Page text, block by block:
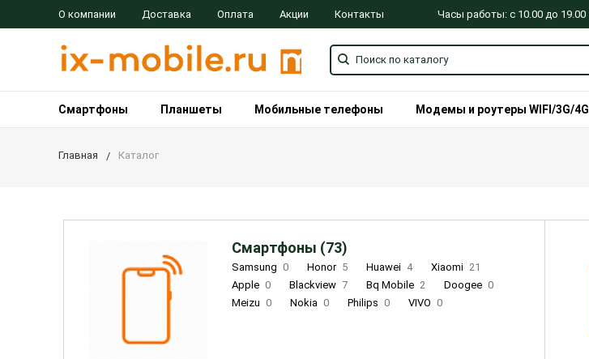
О компании Доставка Оплата Акции Контакты Часы работы: с 10.00 до 19.00
Смартфоны Планшеты Мобильные телефоны Модемы и роутеры WIFI/3G/4G
Главная Каталог
Смартфоны (73)
Samsung 0 Honor 5 Huawei 4 Xiaomi 21
Apple 0 Blackview 7 Bq Mobile 2 Doogee 0
Meizu 0 Nokia 0 Philips 0 VIVO 0